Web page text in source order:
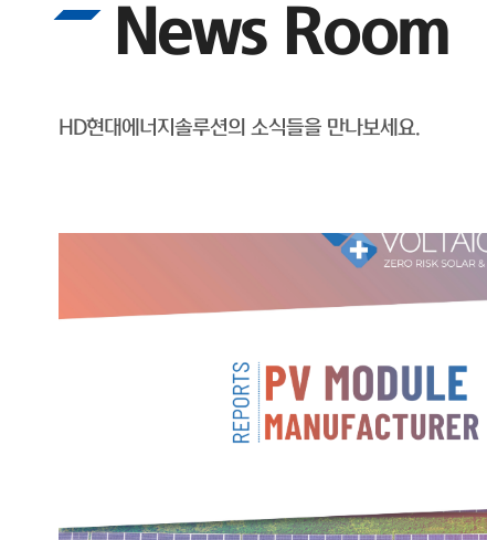
News Room
HD현대에너지솔루션의 소식들을 만나보세요.